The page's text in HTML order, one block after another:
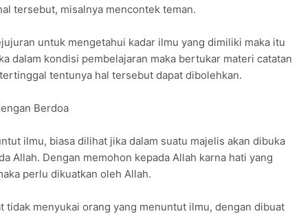
tersebut, misalnya mencontek teman.
untuk mengetahui kadar ilmu yang dimiliki maka itu
dalam kondisi pembelajaran maka bertukar materi catatan
tentunya hal tersebut dapat dibolehkan.
Berdoa
ilmu, biasa dilihat jika dalam suatu majelis akan dibuka
Allah. Dengan memohon kepada Allah karna hati yang
perlu dikuatkan oleh Allah.
tidak menyukai orang yang menuntut ilmu, dengan dibuat